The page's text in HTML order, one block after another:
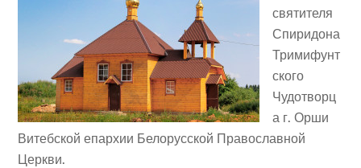
святителя
Спиридона
Тримифунт
ского
Чудотворц
а г. Орши
Витебской епархии Белорусской Православной
Церкви.